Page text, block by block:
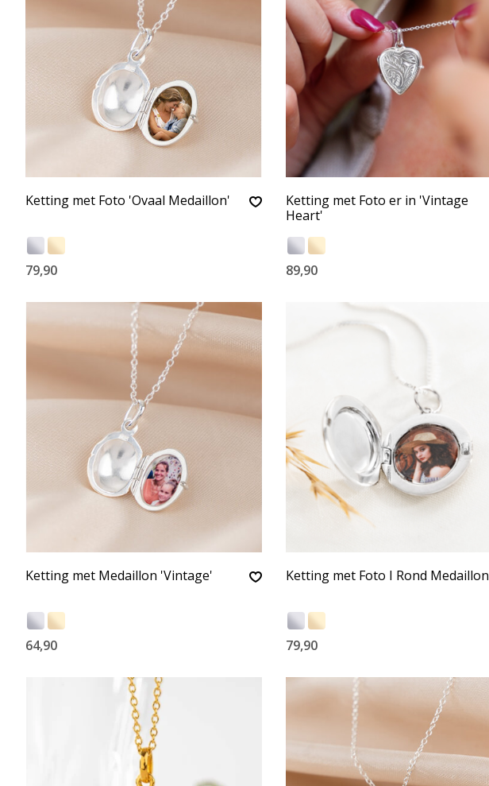
Ketting met Foto 'Ovaal Medaillon'
79,90
Ketting met Foto er in 'Vintage
Heart'
89,90
Ketting met Medaillon 'Vintage'
64,90
Ketting met Foto I Rond Medaillon
79,90